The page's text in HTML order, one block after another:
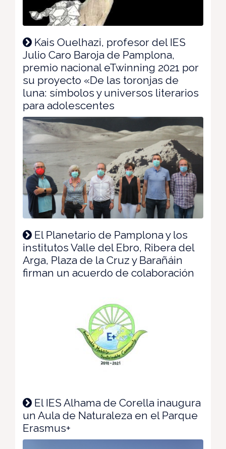
Kais Ouelhazi, profesor del IES
Julio Caro Baroja de Pamplona,
premio nacional eTwinning 2021 por
su proyecto «De las toronjas de
luna: símbolos y universos literarios
para adolescentes
El Planetario de Pamplona y los
institutos Valle del Ebro, Ribera del
Arga, Plaza de la Cruz y Barañáin
firman un acuerdo de colaboración
El IES Alhama de Corella inaugura
un Aula de Naturaleza en el Parque
Erasmus+